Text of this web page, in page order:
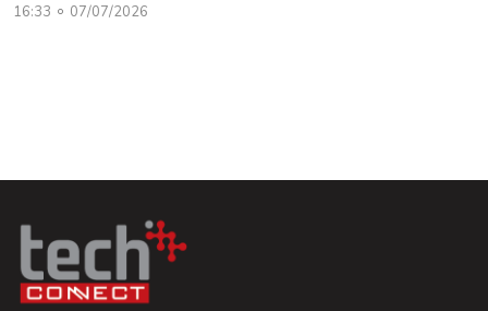
16:33 07/07/2026